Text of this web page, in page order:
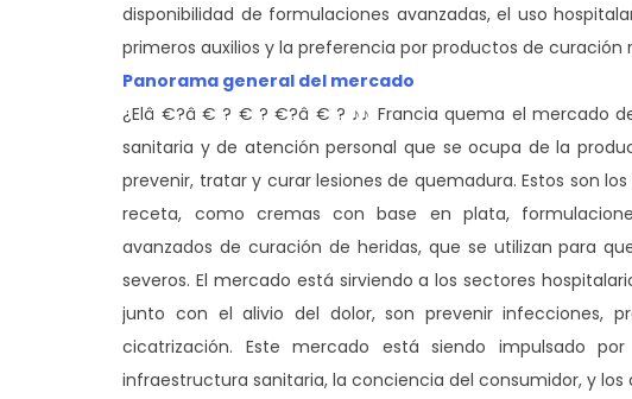
disponibilidad de formulaciones avanzadas, el uso
primeros auxilios y la preferencia por productos de
Panorama general del mercado
¿Elâ €?â € ? € ? €?â € ? ♪♪ Francia quema el mercado
sanitaria y de atención personal que se ocupa de la
prevenir, tratar y curar lesiones de quemadura. Estos son
receta, como cremas con base en plata,
avanzados de curación de heridas, que se utilizan para
severos. El mercado está sirviendo a los sectores
junto con el alivio del dolor, son prevenir infecciones,
cicatrización. Este mercado está siendo impulsado
infraestructura sanitaria, la conciencia del consumidor, y